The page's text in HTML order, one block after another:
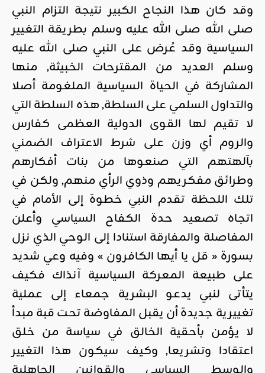
وقد كان هذا النجاح الكبير نتيجة التزام النبي
صلى الله صلى الله عليه وسلم بطريقة التغيير
السياسية وقد عُرض على النبي صلى الله عليه
وسلم العديد من المقترحات الخبيثة, منها
المشاركة في الحياة السياسية الملغومة أصلا
والتداول السلمي على السلطة, هذه السلطة التي
لا تقيم لها القوى الدولية العظمى كفارس
والروم أي وزن على شرط الاعتراف الضمني
بآلهتهم التي صنعوها من بنات أفكارهم
وطرائق مفكريهم وذوي الرأي منهم, ولكن في
تلك اللحظة تقدم النبي خطوة إلى الأمام في
اتجاه تصعيد حدة الكفاح السياسي وأعلن
المفاصلة والمفارقة استنادا إلى الوحي الذي نزل
بسورة « قل يا أيها الكافرون » وفيه وعي شديد
على طبيعة المعركة السياسية آنذاك فكيف
يتأتى لنبي يدعو البشرية جمعاء إلى عملية
تغييرية جديدة أن يقبل المفاوضة تحت قبة مبدأ
لا يؤمن بأحقية الخالق في سياسة من خلق
اعتقادا وتشريعا, وكيف سيكون هذا التغيير